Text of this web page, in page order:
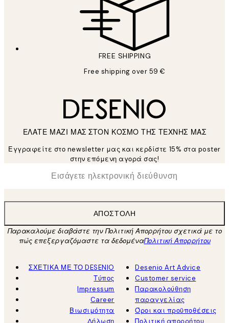
FREE SHIPPING
Free shipping over 59 €
ΕΛΑΤΕ ΜΑΖΙ ΜΑΣ ΣΤΟΝ ΚΟΣΜΟ ΤΗΣ ΤΕΧΝΗΣ ΜΑΣ
Εγγραφείτε στο newsletter μας και κερδίστε 15% στα poster
στην επόμενη αγορά σας!
Ηλεκτρονική Διεύθυνση
ΑΠΟΣΤΟΛΉ
Παρακαλούμε διαβάστε την Πολιτική Απορρήτου σχετικά με το
πώς επεξεργαζόμαστε τα δεδομέναΠολιτική Απορρήτου
ΣΧΕΤΙΚΑ ΜΕ ΤΟ DESENIO
Τύπος
Impressum
Career
Βιωσιμότητα
Desenio Art Advice
Customer service
Παρακολούθηση
παραγγελίας
Όροι και προϋποθέσεις